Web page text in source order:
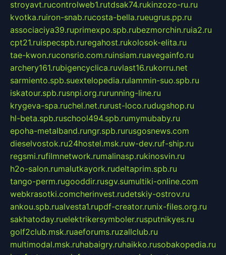
stroyavt.rucontrolweb1.rutdsak74.rukinzozo-ru.ru
kvotka.ruiron-snab.rucosta-bella.rueugrus.pp.ru
associaciya39.ruprimexpo.spb.rubezmorchin.ruia2.ru
cpt21.ruispecspb.ruregahost.rukolosok-elita.ru
tae-kwon.ruconsrio.com.ruinsiam.ruavegainfo.ru
archery161.rubigencyclica.ruvlast16.rukorru.net
sarmiento.spb.suextelopedia.rulammin-suo.spb.ru
iskatour.spb.rusnpi.org.rurunning-line.ru
krygeva-spa.ruchel.net.rurust-loco.rudugshop.ru
hl-beta.spb.ruschool494.spb.rumymubaby.ru
epoha-metalband.rungr.spb.rurusgosnews.com
dieselvostok.ru24hostel.msk.ruw-dev.ruf-ship.ru
regsmi.rufilmnetwork.rumalinasp.rukinosvin.ru
h2o-salon.rumalutkayork.rudeltaprim.spb.ru
tango-perm.rugooddir.rusgv.sumultiki-online.com
webkrasotki.comcherinvest.rudetskiy-ostrov.ru
ankou.spb.rualvesta1.rupdf-creator.runix-files.org.ru
sakhatoday.ruelektrikersymboler.rusputnikyes.ru
golf2club.msk.ruaeforums.ruzallclub.ru
multimodal.msk.ruhabaigry.ruhaikko.rusobakopedia.ru